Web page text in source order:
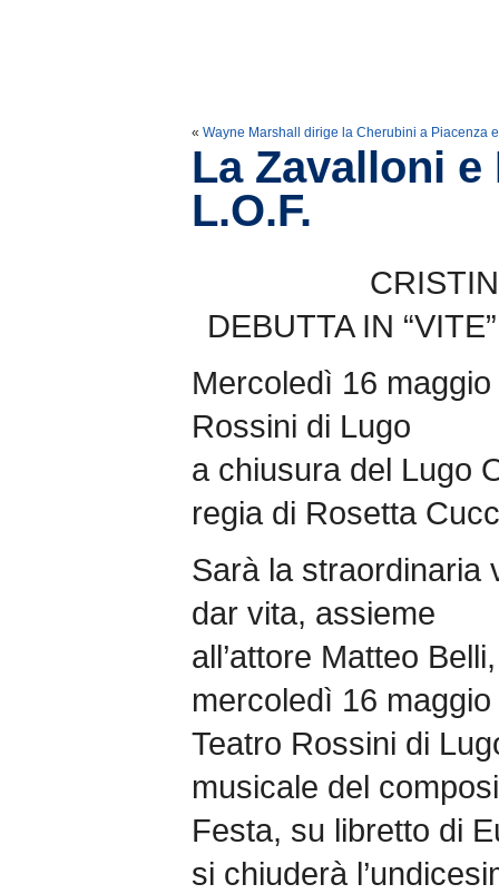
« Wayne Marshall dirige la Cherubini a Piacenza
La Zavalloni
L.O.F.
DEBUTTA IN
Mercoledì 16
Rossini di Lugo
a chiusura del Lugo
regia di Rosetta
Sarà la straordinaria
dar vita, assieme
all’attore Matteo
mercoledì 16
Teatro Rossini di
musicale del
Festa, su libretto di
si chiuderà